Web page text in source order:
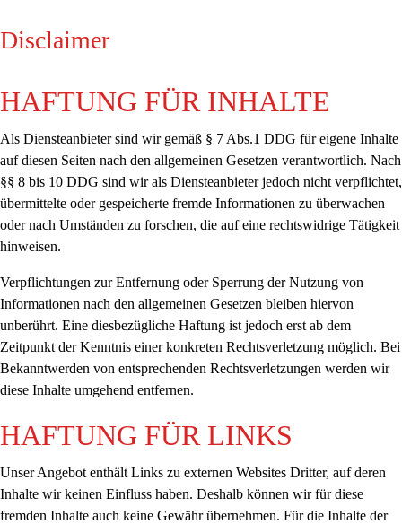
Disclaimer
HAFTUNG FÜR INHALTE
Als Diensteanbieter sind wir gemäß § 7 Abs.1 DDG für eigene Inhalte
auf diesen Seiten nach den allgemeinen Gesetzen verantwortlich. Nach
§§ 8 bis 10 DDG sind wir als Diensteanbieter jedoch nicht verpflichtet,
übermittelte oder gespeicherte fremde Informationen zu überwachen
oder nach Umständen zu forschen, die auf eine rechtswidrige Tätigkeit
hinweisen.
Verpflichtungen zur Entfernung oder Sperrung der Nutzung von
Informationen nach den allgemeinen Gesetzen bleiben hiervon
unberührt. Eine diesbezügliche Haftung ist jedoch erst ab dem
Zeitpunkt der Kenntnis einer konkreten Rechtsverletzung möglich. Bei
Bekanntwerden von entsprechenden Rechtsverletzungen werden wir
diese Inhalte umgehend entfernen.
HAFTUNG FÜR LINKS
Unser Angebot enthält Links zu externen Websites Dritter, auf deren
Inhalte wir keinen Einfluss haben. Deshalb können wir für diese
fremden Inhalte auch keine Gewähr übernehmen. Für die Inhalte der